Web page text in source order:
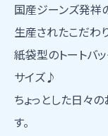
国産ジーンズ発祥
生産されたこだわ
紙袋型のトートバ
サイズ♪
ちょっとした日々
す。